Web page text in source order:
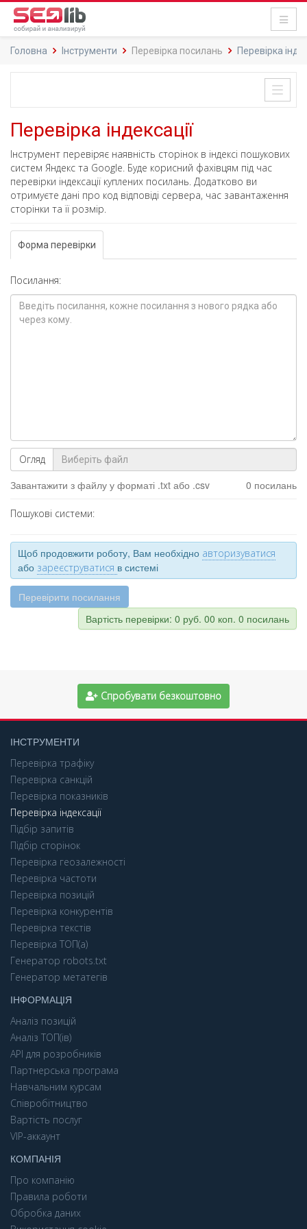
Головна Інструменти Перевірка посилань Перевірка
Toggle
Перевірка індексації
Інструмент перевіряє наявність сторінок в індексі пошукових
систем Яндекс та Google. Буде корисний фахівцям під час
перевірки індексації куплених посилань. Додатково ви
отримуєте дані про код відповіді сервера, час завантаження
сторінки та її розмір.
Форма перевірки
Посилання:
Огляд
Завантажити з файлу у форматі .txt або .csv 0 посилань
Пошукові системи:
Щоб продовжити роботу, Вам необхідно авторизуватися
або зареєструватися в системі
Перевірити посилання
Вартість перевірки: 0 руб. 00 коп. 0 посилань
Спробувати безкоштовно
ІНСТРУМЕНТИ
Перевірка трафіку
Перевірка санкцій
Перевірка показників
Перевірка індексації
Підбір запитів
Підбір сторінок
Перевірка геозалежності
Перевірка частоти
Перевірка позицій
Перевірка конкурентів
Перевірка текстів
Перевірка ТОП(а)
Генератор robots.txt
Генератор метатегів
ІНФОРМАЦІЯ
Аналіз позицій
Аналіз ТОП(ів)
API для розробників
Партнерська програма
Навчальним курсам
Співробітництво
Вартість послуг
VIP-аккаунт
КОМПАНІЯ
Про компанію
Правила роботи
Обробка даних